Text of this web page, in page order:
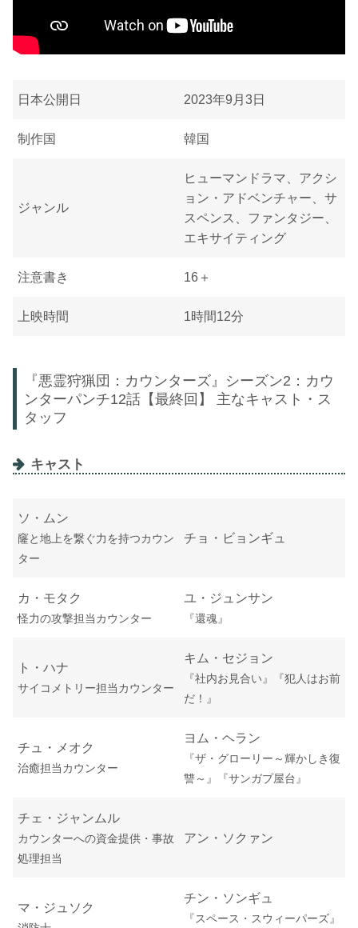
日本公開日 2023年9月3日
制作国 韓国
ジャンル
ヒューマンドラマ、アクシ
ョン・アドベンチャー、サ
スペンス、ファンタジー、
エキサイティング
注意書き 16＋
上映時間 1時間12分
『悪霊狩猟団：カウンターズ』シーズン2：カウ
ンターパンチ12話【最終回】 主なキャスト・ス
タッフ
キャスト
ソ・ムン
窿と地上を繋ぐ力を持つカウン
ター
チョ・ビョンギュ
カ・モタク
怪力の攻撃担当カウンター
ユ・ジュンサン
『還魂』
ト・ハナ
サイコメトリー担当カウンター
キム・セジョン
『社内お見合い』
『犯人はお前
だ！』
チュ・メオク
治癒担当カウンター
ヨム・ヘラン
『ザ・グローリー～輝かしき復
讐～』『サンガプ屋台』
チェ・ジャンムル
カウンターへの資金提供・事故
処理担当
アン・ソクァン
マ・ジュソク
チン・ソンギュ
『スペース・スウィーパーズ』